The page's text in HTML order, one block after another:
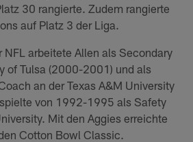
30 rangierte. Zudem rangierte
auf Platz 3 der Liga.
NFL arbeitete Allen als Secondary
of Tulsa (2000-2001) und als
an der Texas A&M University
von 1992-1995 als Safety
Mit den Aggies erreichte
Cotton Bowl Classic.